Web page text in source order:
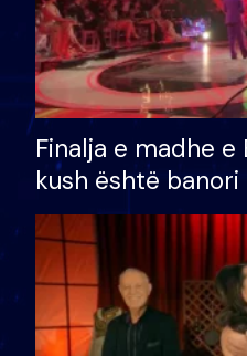
Finalja e madhe
kush është
shtëpinë dhe
të fituar çmimin e